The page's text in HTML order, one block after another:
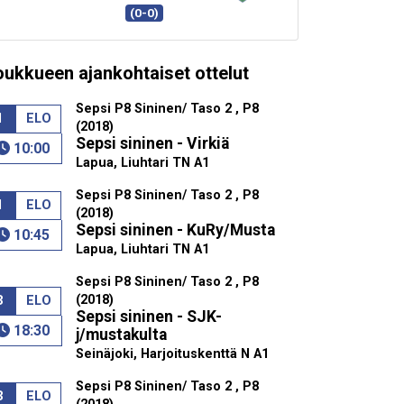
(0-0)
ajankohtaiset ottelut
ELO
10:00
Sepsi P8 Sininen/ Taso 2 , P8
(2018)
Sepsi sininen - Virkiä
Lapua, Liuhtari TN A1
ELO
10:45
Sepsi P8 Sininen/ Taso 2 , P8
(2018)
Sepsi sininen - KuRy/Musta
Lapua, Liuhtari TN A1
ELO
18:30
Sepsi P8 Sininen/ Taso 2 , P8
(2018)
Sepsi sininen - SJK-
j/mustakulta
Seinäjoki, Harjoituskenttä N A1
ELO
Sepsi P8 Sininen/ Taso 2 , P8